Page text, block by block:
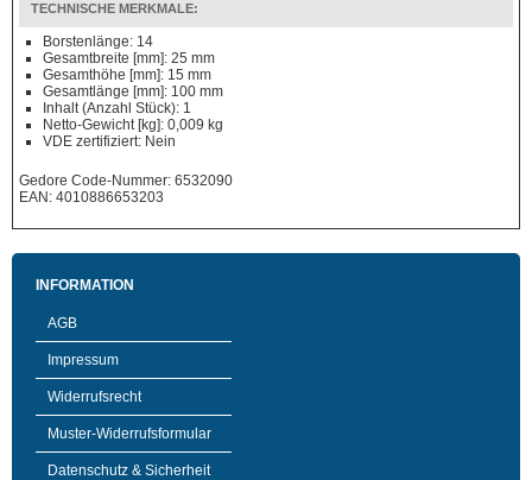
TECHNISCHE MERKMALE:
Borstenlänge: 14
Gesamtbreite [mm]: 25 mm
Gesamthöhe [mm]: 15 mm
Gesamtlänge [mm]: 100 mm
Inhalt (Anzahl Stück): 1
Netto-Gewicht [kg]: 0,009 kg
VDE zertifiziert: Nein
Gedore Code-Nummer: 6532090
EAN: 4010886653203
INFORMATION
AGB
Impressum
Widerrufsrecht
Muster-Widerrufsformular
Datenschutz & Sicherheit